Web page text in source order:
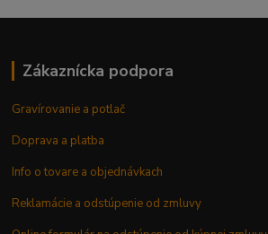
Zákaznícka podpora
Gravírovanie a potlač
Doprava a platba
Info o tovare a objednávkach
Reklamácie a odstúpenie od zmluvy